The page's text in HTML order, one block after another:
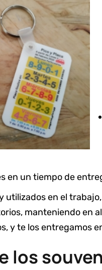
en un tiempo de
utilizados en el
manteniendo en
y te los entregamos
los